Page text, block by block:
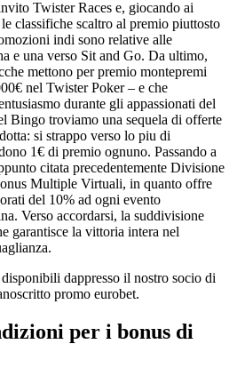
Twister Races e, giocando ai
classifiche scaltro al premio piuttosto
indi sono relative alle
e una verso Sit and Go. Da ultimo,
mettono per premio montepremi
nel Twister Poker – e che
durante gli appassionati del
Bingo troviamo una sequela di offerte
si strappo verso lo piu di
1€ di premio ognuno. Passando a
citata precedentemente Divisione
Multiple Virtuali, in quanto offre
del 10% ad ogni evento
Verso accordarsi, la suddivisione
garantisce la vittoria intera nel
dappresso il nostro socio di
promo eurobet.
per i bonus di